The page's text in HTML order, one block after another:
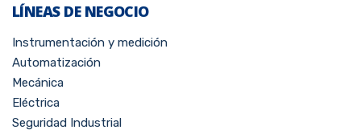
LÍNEAS DE NEGOCIO
Instrumentación y medición
Automatización
Mecánica
Eléctrica
Seguridad Industrial